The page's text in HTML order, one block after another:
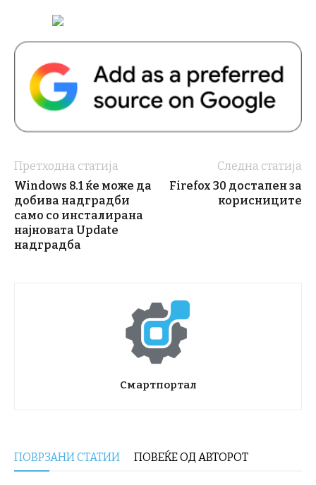
Претходна статија
Windows 8.1 ќе може да
добива надградби
само со инсталирана
најновата Update
надградба
Следна статија
Firefox 30 достапен за
корисниците
Смартпортал
ПОВРЗАНИ СТАТИИ ПОВЕЌЕ ОД АВТОРОТ